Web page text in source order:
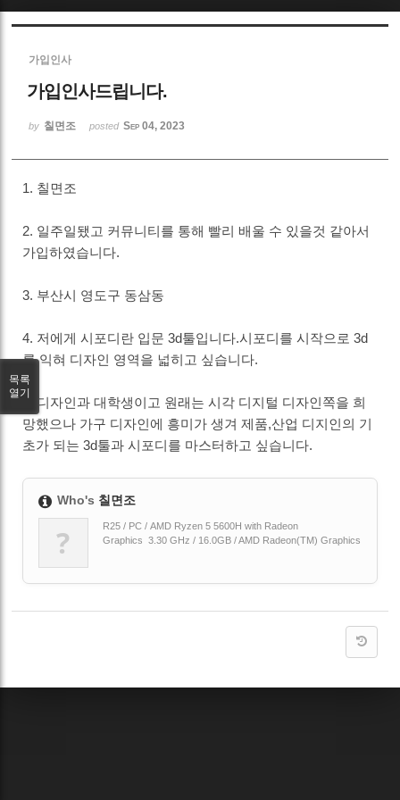
가입인사
가입인사드립니다.
by 칠면조 posted Sep 04, 2023
1. 칠면조
2. 일주일됐고 커뮤니티를 통해 빨리 배울 수 있을것 같아서
가입하였습니다.
3. 부산시 영도구 동삼동
4. 저에게 시포디란 입문 3d툴입니다.시포디를 시작으로 3d
를 익혀 디자인 영역을 넓히고 싶습니다.
5. 디자인과 대학생이고 원래는 시각 디지털 디자인쪽을 희
망했으나 가구 디자인에 흥미가 생겨 제품,산업 디지인의 기
초가 되는 3d툴과 시포디를 마스터하고 싶습니다.
Who's 칠면조
?
R25 / PC / AMD Ryzen 5 5600H with Radeon
Graphics 3.30 GHz / 16.0GB / AMD Radeon(TM) Graphics
목록
열기
Sketchbook5, 스케치북5
Sketchbook5, 스케치북5